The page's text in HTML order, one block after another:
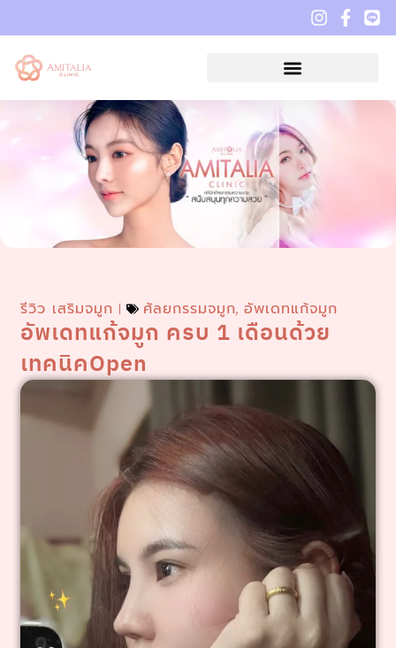
รีวิว เสริมจมูก ศัลยกรรมจมูก,อัพเดทแก้จมูก
อัพเดทแก้จมูก ครบ 1 เดือนด้วย
เทคนิคOpen